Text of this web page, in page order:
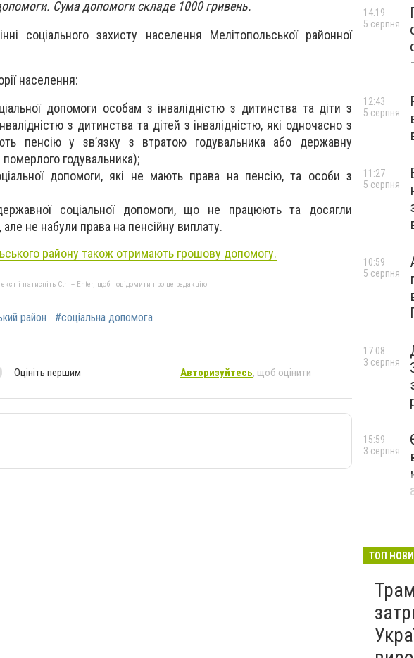
Сума допомоги складе 1000 гривень.
соціального захисту населення Мелітопольської районної
населення:
допомоги особам з інвалідністю з дитинства та діти з
з дитинства та дітей з інвалідністю, які одночасно з
пенсію у зв’язку з втратою годувальника або державну
годувальника);
допомоги, які не мають права на пенсію, та особи з
соціальної допомоги, що не працюють та досягли
але не набули права на пенсійну виплату.
району також отримають грошову допомогу.
і натисніть Ctrl + Enter, щоб повідомити про це редакцію
район #соціальна допомога
Оцініть першим Авторизуйтесь, щоб оцінити
14:19
5 серпня
12:43
5 серпня
11:27
5 серпня
10:59
5 серпня
17:08
3 серпня
15:59
3 серпня
ТОП